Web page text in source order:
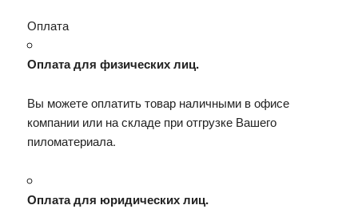
Оплата
Оплата для физических лиц.
Вы можете оплатить товар наличными в офисе
компании или на складе при отгрузке Вашего
пиломатериала.
Оплата для юридических лиц.